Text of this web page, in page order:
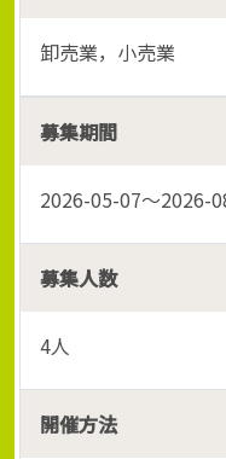
卸売業，小売業
募集期間
2026-05-07～2026-
募集人数
4人
開催方法